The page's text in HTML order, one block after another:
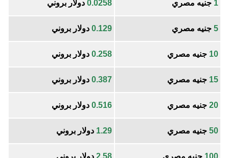
1 جنيه مصري 0.0258 دولار بروني
5 جنيه مصري 0.129 دولار بروني
10 جنيه مصري 0.258 دولار بروني
15 جنيه مصري 0.387 دولار بروني
20 جنيه مصري 0.516 دولار بروني
50 جنيه مصري 1.29 دولار بروني
100 جنيه مصري 2.58 دولار بروني